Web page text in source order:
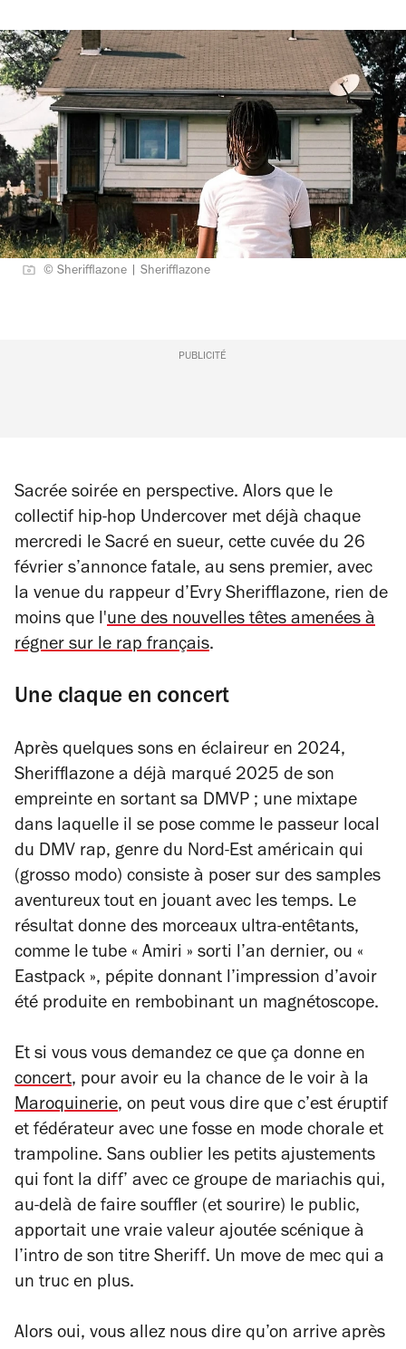
© Sherifflazone | Sherifflazone
PUBLICITÉ
Sacrée soirée en perspective. Alors que le
collectif hip-hop Undercover met déjà chaque
mercredi le Sacré en sueur, cette cuvée du 26
février s’annonce fatale, au sens premier, avec
la venue du rappeur d’Evry Sherifflazone, rien de
moins que l'une des nouvelles têtes amenées à
régner sur le rap français.
Une claque en concert
Après quelques sons en éclaireur en 2024,
Sherifflazone a déjà marqué 2025 de son
empreinte en sortant sa DMVP ; une mixtape
dans laquelle il se pose comme le passeur local
du DMV rap, genre du Nord-Est américain qui
(grosso modo) consiste à poser sur des samples
aventureux tout en jouant avec les temps. Le
résultat donne des morceaux ultra-entêtants,
comme le tube « Amiri » sorti l’an dernier, ou «
Eastpack », pépite donnant l’impression d’avoir
été produite en rembobinant un magnétoscope.
Et si vous vous demandez ce que ça donne en
concert, pour avoir eu la chance de le voir à la
Maroquinerie, on peut vous dire que c’est éruptif
et fédérateur avec une fosse en mode chorale et
trampoline. Sans oublier les petits ajustements
qui font la diff’ avec ce groupe de mariachis qui,
au-delà de faire souffler (et sourire) le public,
apportait une vraie valeur ajoutée scénique à
l’intro de son titre Sheriff. Un move de mec qui a
un truc en plus.
Alors oui, vous allez nous dire qu’on arrive après